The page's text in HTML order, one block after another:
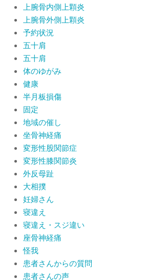
上腕骨内側上顆炎
上腕骨外側上顆炎
予約状況
五十肩
五十肩
体のゆがみ
健康
半月板損傷
固定
地域の催し
坐骨神経痛
変形性股関節症
変形性膝関節炎
外反母趾
大相撲
妊婦さん
寝違え
寝違え・スジ違い
座骨神経痛
怪我
患者さんからの質問
患者さんの声